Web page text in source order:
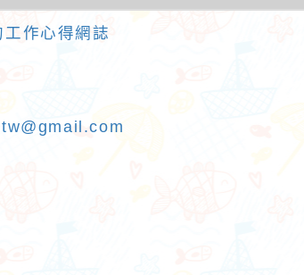
作心得網誌